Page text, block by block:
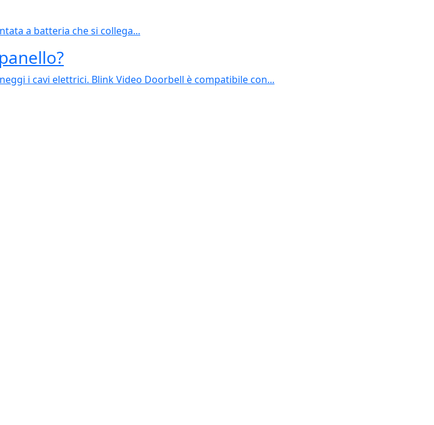
a batteria che si collega...
i cavi elettrici. Blink Video Doorbell è compatibile con...